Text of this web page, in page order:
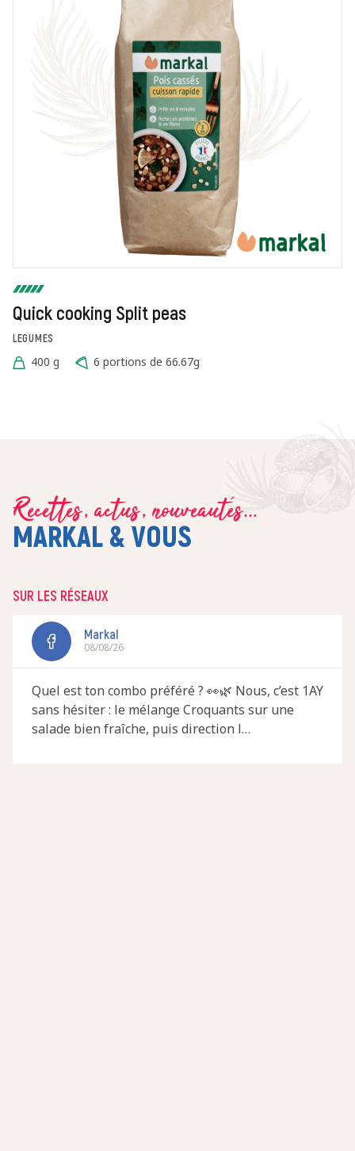
Quick cooking Split peas
LEGUMES
400 g 6 portions de 66.67g
Recettes, actus, nouveautés...
MARKAL & VOUS
SUR LES RÉSEAUX
Markal
08/08/26
Quel est ton combo préféré ? 👀🌿 Nous, c’est 1AY
sans hésiter : le mélange Croquants sur une
salade bien fraîche, puis direction l…